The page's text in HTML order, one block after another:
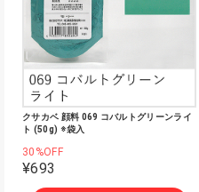
クサカベ 顔料 069 コバルトグリーンライ
ト (50g) ※袋入
30%OFF
¥693